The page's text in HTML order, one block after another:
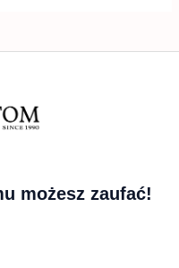
możesz zaufać!